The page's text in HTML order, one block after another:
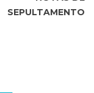
SEPULTAMENTO